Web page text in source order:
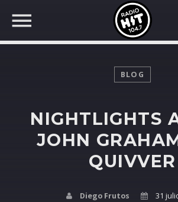
BUSCAR EN
COMPARTE
BLOG
NIGHTLIGHTS
JOHN
QUIVVER
Diego Frutos 31